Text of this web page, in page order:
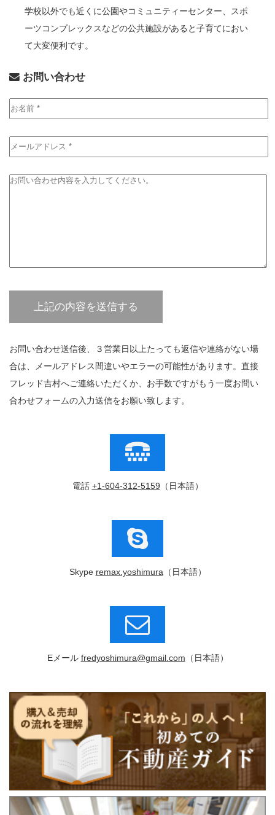
学校以外でも近くに公園やコミュニティーセンター、スポ
ーツコンプレックスなどの公共施設があると子育てにおい
て大変便利です。
お問い合わせ
お問い合わせ送信後、３営業日以上たっても返信や連絡がない場
合は、メールアドレス間違いやエラーの可能性があります。直接
フレッド吉村へご連絡いただくか、お手数ですがもう一度お問い
合わせフォームの入力送信をお願い致します。
電話 +1-604-312-5159 （日本語）
Skype remax.yoshimura （日本語）
Eメール fredyoshimura@gmail.com （日本語）